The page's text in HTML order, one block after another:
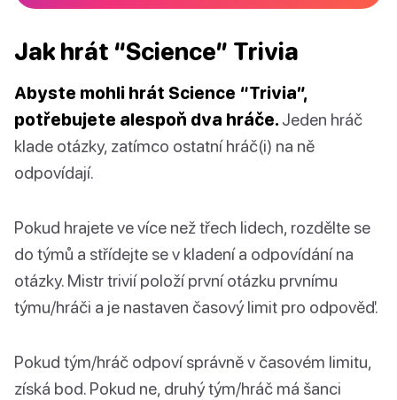
Jak hrát “Science” Trivia
Abyste mohli hrát Science “Trivia”,
potřebujete alespoň dva hráče. Jeden hráč
klade otázky, zatímco ostatní hráč(i) na ně
odpovídají.
Pokud hrajete ve více než třech lidech, rozdělte se
do týmů a střídejte se v kladení a odpovídání na
otázky. Mistr trivií položí první otázku prvnímu
týmu/hráči a je nastaven časový limit pro odpověď.
Pokud tým/hráč odpoví správně v časovém limitu,
získá bod. Pokud ne, druhý tým/hráč má šanci